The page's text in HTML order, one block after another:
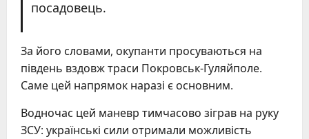
посадовець.
За його словами, окупанти просуваються на
південь вздовж траси Покровськ-Гуляйполе.
Саме цей напрямок наразі є основним.
Водночас цей маневр тимчасово зіграв на руку
ЗСУ: українські сили отримали можливість